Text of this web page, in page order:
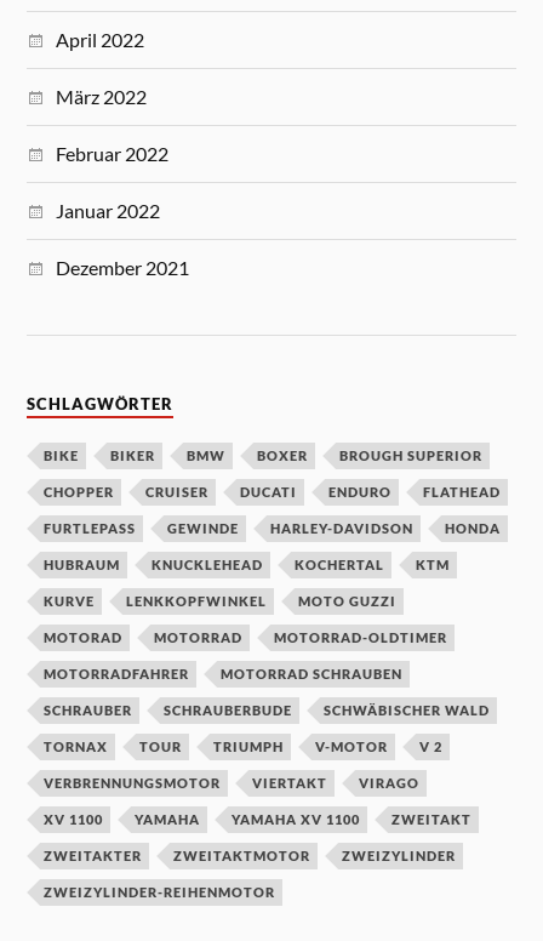
April 2022
März 2022
Februar 2022
Januar 2022
Dezember 2021
SCHLAGWÖRTER
BIKE BIKER BMW BOXER BROUGH SUPERIOR
CHOPPER CRUISER DUCATI ENDURO FLATHEAD
FURTLEPASS GEWINDE HARLEY-DAVIDSON HONDA
HUBRAUM KNUCKLEHEAD KOCHERTAL KTM
KURVE LENKKOPFWINKEL MOTO GUZZI
MOTORAD MOTORRAD MOTORRAD-OLDTIMER
MOTORRADFAHRER MOTORRAD SCHRAUBEN
SCHRAUBER SCHRAUBERBUDE SCHWÄBISCHER WALD
TORNAX TOUR TRIUMPH V-MOTOR V 2
VERBRENNUNGSMOTOR VIERTAKT VIRAGO
XV 1100 YAMAHA YAMAHA XV 1100 ZWEITAKT
ZWEITAKTER ZWEITAKTMOTOR ZWEIZYLINDER
ZWEIZYLINDER-REIHENMOTOR